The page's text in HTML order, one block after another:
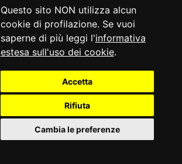
Questo sito NON utilizza alcun
cookie di profilazione. Se vuoi
saperne di più leggi l'informativa
estesa sull'uso dei cookie.
Accetta
Rifiuta
Cambia le preferenze
|note legali |glossario
social media policy
di accessibilità |feedback
cookie
Realizzato da